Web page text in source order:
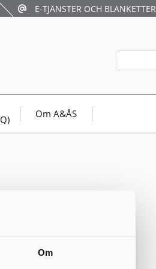
Om
E-TJÄNSTER OCH BLANKETTER
Om A&ÅS